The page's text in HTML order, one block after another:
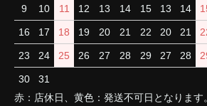
9 10 11 12 13 14 15
16 17 18 19 20 21 22
23 24 25 26 27 28 29
30 31
13 14
20 21
27 28
赤：店休日、黄色：発送不可日となります。